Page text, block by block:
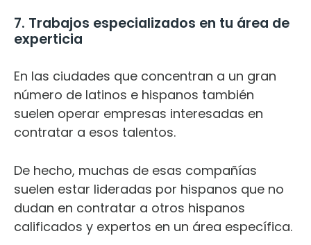
7. Trabajos especializados en tu área de
experticia
En las ciudades que concentran a un gran
número de latinos e hispanos también
suelen operar empresas interesadas en
contratar a esos talentos.
De hecho, muchas de esas compañías
suelen estar lideradas por hispanos que no
dudan en contratar a otros hispanos
calificados y expertos en un área específica.